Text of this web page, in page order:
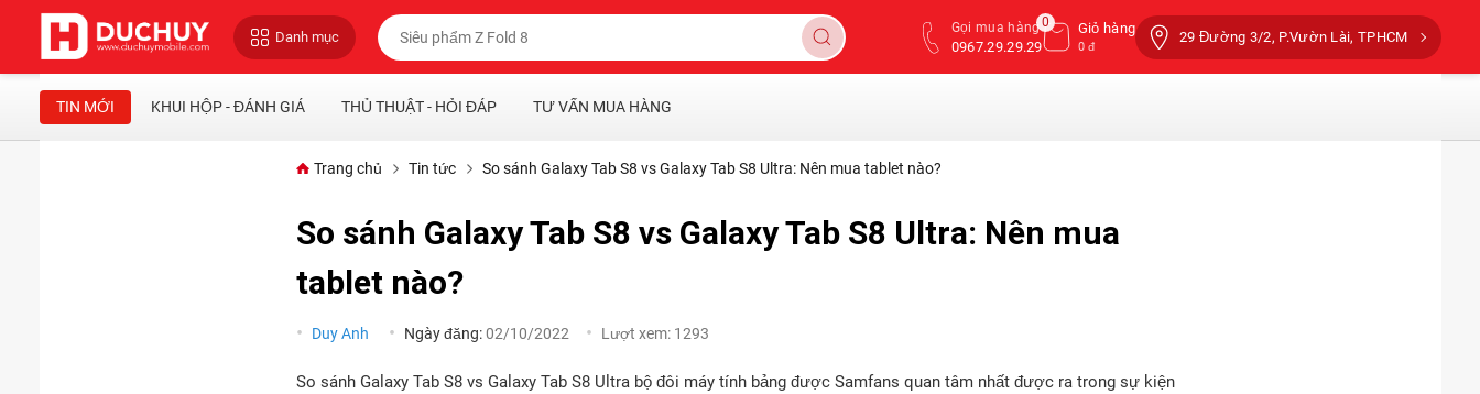
Danh mục
Gọi mua hàng
0967.29.29.29
Giỏ hàng
0 đ
0
29 Đường 3/2, P.Vườn Lài, TPHCM
TIN MỚI KHUI HỘP - ĐÁNH GIÁ THỦ THUẬT - HỎI ĐÁP TƯ VẤN MUA HÀNG
Trang chủ Tin tức So sánh Galaxy Tab S8 vs Galaxy Tab S8 Ultra: Nên mua tablet nào?
So sánh Galaxy Tab S8 vs Galaxy Tab S8 Ultra: Nên mua
tablet nào?
Duy Anh Ngày đăng:02/10/2022 Lượt xem: 1293
So sánh Galaxy Tab S8 vs Galaxy Tab S8 Ultra bộ đôi máy tính bảng được Samfans quan tâm nhất được ra trong sự kiện